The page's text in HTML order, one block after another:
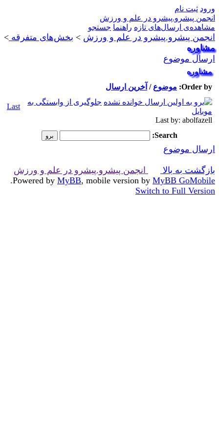
ورود ثبت نام
انجمن پیشرو.پیشرو در علم و ورزش
مشاهده‌ی ارسال‌های تازه‌ راهنما جستجو
انجمن پیشرو.پیشرو در علم و ورزش > بخش‌‌های متفرقه >
مشاوره
ارسال موضوع
مشاوره
Order by: موضوع / آخرین ارسال
جلوگیری از وابستگی به
موبایل
Last by: abolfazell
Last
Search:
ارسال موضوع
بازگشت به بالا
انجمن پیشرو.پیشرو در علم و ورزش
Powered by MyBB, mobile version by MyBB GoMobile
.
Switch to Full Version